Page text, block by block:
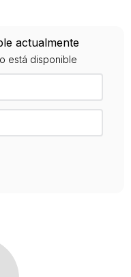
actualmente
está disponible